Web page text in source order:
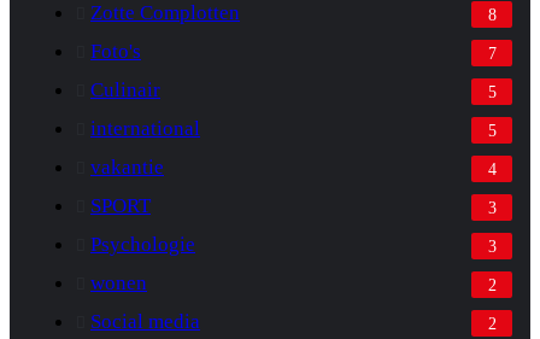
Zotte Complotten 8
Foto's 7
Culinair 5
international 5
vakantie 4
SPORT 3
Psychologie 3
wonen 2
Social media 2